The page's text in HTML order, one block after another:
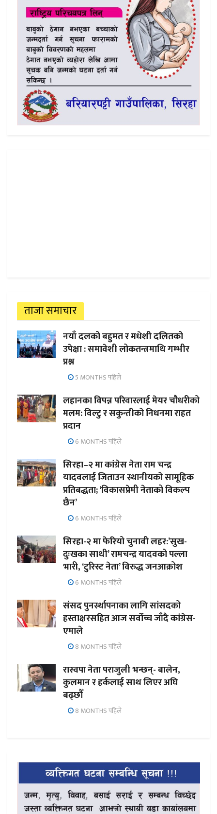
ताजा समाचार
नयाँ दलको बहुमत र मधेशी दलितको
उपेक्षा : समावेशी लोकतन्त्रमाथि गम्भीर
प्रश्न
5 MONTHS पहिले
लहानका विपन्न परिवारलाई मेयर चौधरीको
मलम: विल्टु र सकुन्तीको निधनमा राहत
प्रदान
6 MONTHS पहिले
सिरहा–२ मा कांग्रेस नेता राम चन्द्र
यादवलाई जिताउन स्थानीयको सामूहिक
प्रतिबद्धता; ‘विकासप्रेमी नेताको विकल्प
छैन’
6 MONTHS पहिले
सिरहा-२ मा फेरियो चुनावी लहर:’सुख-
दुःखका साथी’ रामचन्द्र यादवको पल्ला
भारी, ‘टुरिस्ट नेता’ विरुद्ध जनआक्रोश
6 MONTHS पहिले
संसद पुनर्स्थापनाका लागि सांसदको
हस्ताक्षरसहित आज सर्वोच्च जाँदै कांग्रेस-
एमाले
8 MONTHS पहिले
रास्वपा नेता पराजुली भन्छन्- बालेन,
कुलमान र हर्कलाई साथ लिएर अघि
बढ्छौँ
8 MONTHS पहिले